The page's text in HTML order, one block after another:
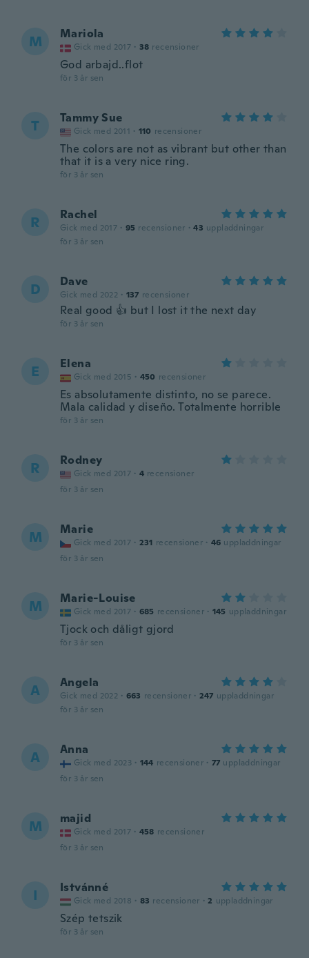
M Mariola
Gick med 2017 · 38 recensioner
God arbajd..flot
för 3 år sen
T Tammy Sue
Gick med 2011 · 110 recensioner
The colors are not as vibrant but other than
that it is a very nice ring.
för 3 år sen
R Rachel
Gick med 2017 · 95 recensioner · 43 uppladdningar
för 3 år sen
D Dave
Gick med 2022 · 137 recensioner
Real good 👍 but I lost it the next day
för 3 år sen
E Elena
Gick med 2015 · 450 recensioner
Es absolutamente distinto, no se parece.
Mala calidad y diseño. Totalmente horrible
för 3 år sen
R Rodney
Gick med 2017 · 4 recensioner
för 3 år sen
M Marie
Gick med 2017 · 231 recensioner · 46 uppladdningar
för 3 år sen
M Marie-Louise
Gick med 2017 · 685 recensioner · 145 uppladdningar
Tjock och dåligt gjord
för 3 år sen
A Angela
Gick med 2022 · 663 recensioner · 247 uppladdningar
för 3 år sen
A Anna
Gick med 2023 · 144 recensioner · 77 uppladdningar
för 3 år sen
M majid
Gick med 2017 · 458 recensioner
för 3 år sen
I Istvánné
Gick med 2018 · 83 recensioner · 2 uppladdningar
Szép tetszik
för 3 år sen